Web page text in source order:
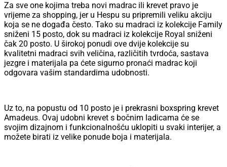
Za sve one kojima treba novi madrac ili krevet pravo je
vrijeme za shopping, jer u Hespu su pripremili veliku akciju
koja se ne događa često. Tako su madraci iz kolekcije Family
sniženi 15 posto, dok su madraci iz kolekcije Royal sniženi
čak 20 posto. U širokoj ponudi ove dvije kolekcije su
kvalitetni madraci svih veličina, različitih tvrdoća, sastava
jezgre i materijala pa ćete sigurno pronaći madrac koji
odgovara vašim standardima udobnosti.
Uz to, na popustu od 10 posto je i prekrasni boxspring krevet
Amadeus. Ovaj udobni krevet s bočnim ladicama će se
svojim dizajnom i funkcionalnošću uklopiti u svaki interijer, a
možete birati iz velike ponude boja i materijala.